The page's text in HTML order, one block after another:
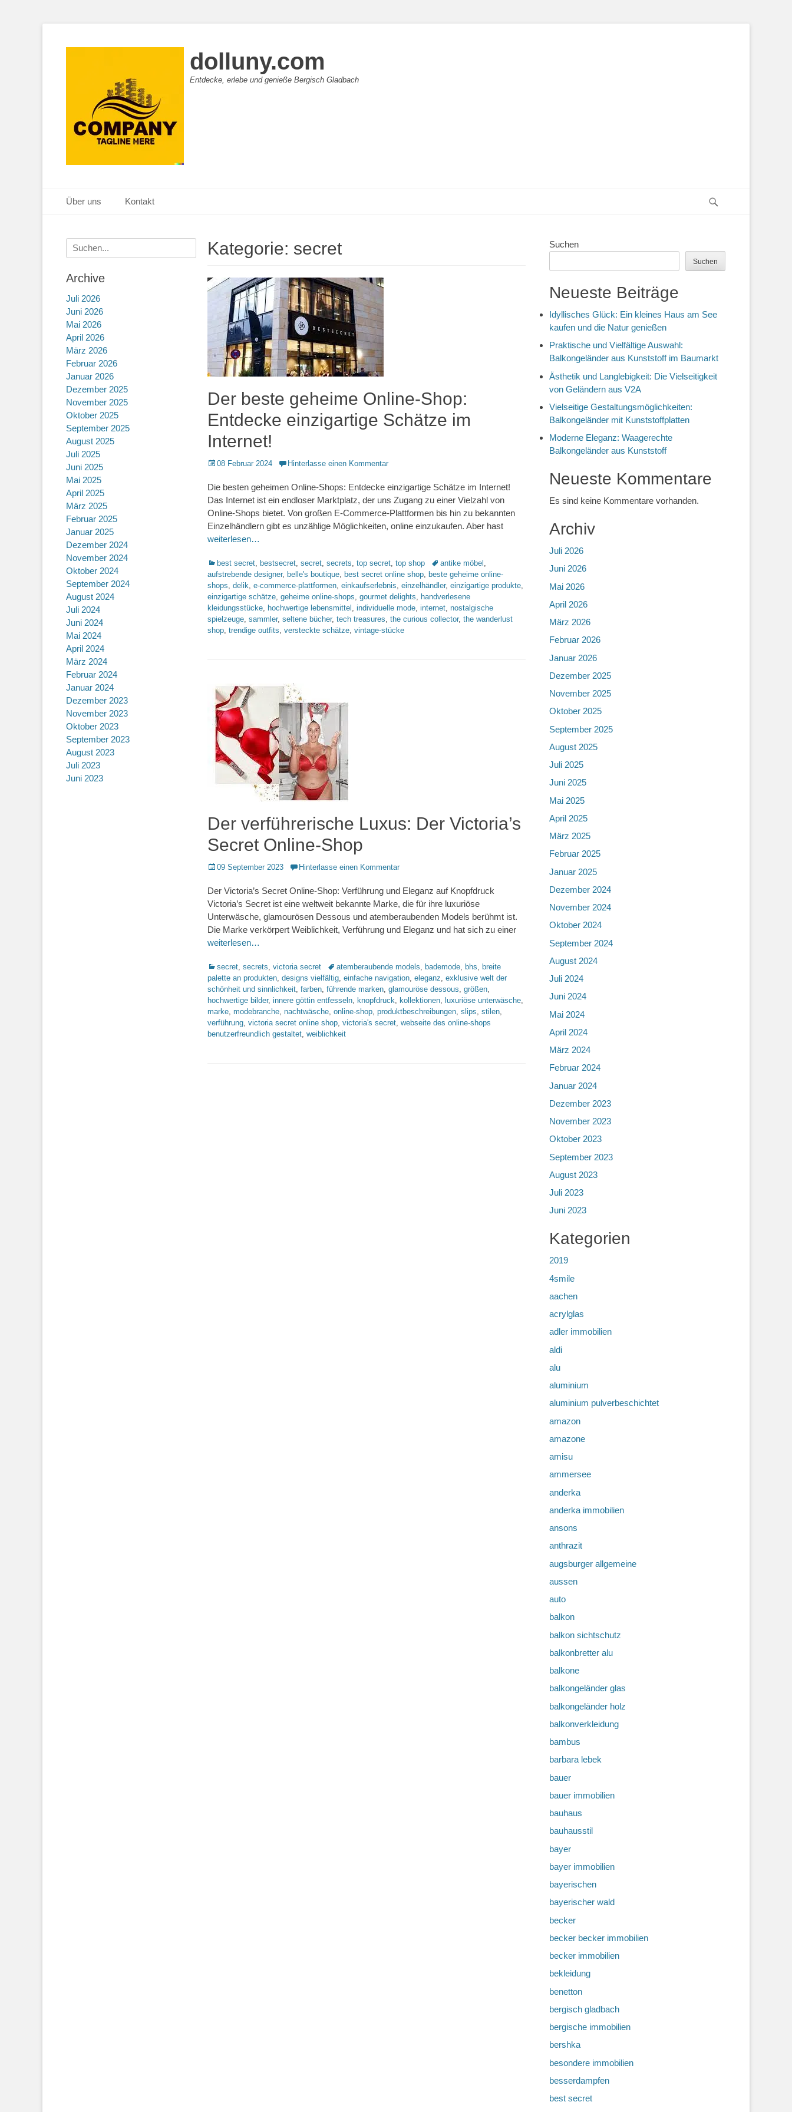
dolluny.com
Entdecke, erlebe und genieße Bergisch Gladbach
Primäres Menü
Zum
Inhalt
Über uns Kontakt
Kategorie: secret
Der beste geheime Online-Shop:
Entdecke einzigartige Schätze im
Internet!
Posted
08 Februar 2024 Hinterlasse einen Kommentar
Die besten geheimen Online-Shops: Entdecke einzigartige Schätze im Internet!
Das Internet ist ein endloser Marktplatz, der uns Zugang zu einer Vielzahl von
Online-Shops bietet. Von großen E-Commerce-Plattformen bis hin zu bekannten
Einzelhändlern gibt es unzählige Möglichkeiten, online einzukaufen. Aber hast
weiterlesen…
Kategorien
best secret, bestsecret, secret, secrets, top secret, top shop Schlagworte
antike möbel ,
aufstrebende designer, belle's boutique, best secret online shop, beste geheime online-
shops, delik, e-commerce-plattformen, einkaufserlebnis, einzelhändler, einzigartige produkte,
einzigartige schätze, geheime online-shops, gourmet delights, handverlesene
kleidungsstücke, hochwertige lebensmittel , individuelle mode, internet, nostalgische
spielzeuge, sammler, seltene bücher, tech treasures, the curious collector, the wanderlust
shop, trendige outfits, versteckte schätze, vintage-stücke
Der verführerische Luxus: Der Victoria’s
Secret Online-Shop
Posted
09 September 2023 Hinterlasse einen Kommentar
Der Victoria’s Secret Online-Shop: Verführung und Eleganz auf Knopfdruck
Victoria’s Secret ist eine weltweit bekannte Marke, die für ihre luxuriöse
Unterwäsche, glamourösen Dessous und atemberaubenden Models berühmt ist.
Die Marke verkörpert Weiblichkeit, Verführung und Eleganz und hat sich zu einer
weiterlesen…
Kategorien
secret, secrets, victoria secret Schlagworte
atemberaubende models, bademode, bhs, breite
palette an produkten, designs vielfältig, einfache navigation, eleganz, exklusive welt der
schönheit und sinnlichkeit, farben, führende marken, glamouröse dessous, größen,
hochwertige bilder, innere göttin entfesseln, knopfdruck, kollektionen, luxuriöse unterwäsche,
marke, modebranche, nachtwäsche, online-shop, produktbeschreibungen, slips, stilen,
verführung, victoria secret online shop, victoria's secret, webseite des online-shops
benutzerfreundlich gestaltet, weiblichkeit
Suchen
Suchen
Neueste Beiträge
Idyllisches Glück: Ein kleines Haus am See
kaufen und die Natur genießen
Praktische und Vielfältige Auswahl:
Balkongeländer aus Kunststoff im Baumarkt
Ästhetik und Langlebigkeit: Die Vielseitigkeit
von Geländern aus V2A
Vielseitige Gestaltungsmöglichkeiten:
Balkongeländer mit Kunststoffplatten
Moderne Eleganz: Waagerechte
Balkongeländer aus Kunststoff
Neueste Kommentare
Es sind keine Kommentare vorhanden.
Archiv
Juli 2026
Juni 2026
Mai 2026
April 2026
März 2026
Februar 2026
Januar 2026
Dezember 2025
November 2025
Oktober 2025
September 2025
August 2025
Juli 2025
Juni 2025
Mai 2025
April 2025
März 2025
Februar 2025
Januar 2025
Dezember 2024
November 2024
Oktober 2024
September 2024
August 2024
Juli 2024
Juni 2024
Mai 2024
April 2024
März 2024
Februar 2024
Januar 2024
Dezember 2023
November 2023
Oktober 2023
September 2023
August 2023
Juli 2023
Juni 2023
Kategorien
2019
4smile
aachen
acrylglas
adler immobilien
aldi
alu
aluminium
aluminium pulverbeschichtet
amazon
amazone
amisu
ammersee
anderka
anderka immobilien
ansons
anthrazit
augsburger allgemeine
aussen
auto
balkon
balkon sichtschutz
balkonbretter alu
balkone
balkongeländer glas
balkongeländer holz
balkonverkleidung
bambus
barbara lebek
bauer
bauer immobilien
bauhaus
bauhausstil
bayer
bayer immobilien
bayerischen
bayerischer wald
becker
becker becker immobilien
becker immobilien
bekleidung
benetton
bergisch gladbach
bergische immobilien
bershka
besondere immobilien
besserdampfen
best secret
Suche
nach:
Archive
Juli 2026
Juni 2026
Mai 2026
April 2026
März 2026
Februar 2026
Januar 2026
Dezember 2025
November 2025
Oktober 2025
September 2025
August 2025
Juli 2025
Juni 2025
Mai 2025
April 2025
März 2025
Februar 2025
Januar 2025
Dezember 2024
November 2024
Oktober 2024
September 2024
August 2024
Juli 2024
Juni 2024
Mai 2024
April 2024
März 2024
Februar 2024
Januar 2024
Dezember 2023
November 2023
Oktober 2023
September 2023
August 2023
Juli 2023
Juni 2023